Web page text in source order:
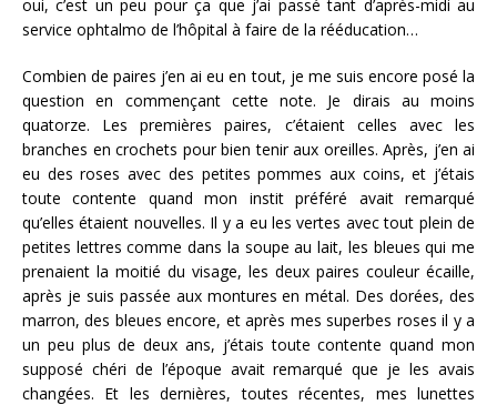
oui, c’est un peu pour ça que j’ai passé tant d’après-midi au
service ophtalmo de l’hôpital à faire de la rééducation…
Combien de paires j’en ai eu en tout, je me suis encore posé la
question en commençant cette note. Je dirais au moins
quatorze. Les premières paires, c’étaient celles avec les
branches en crochets pour bien tenir aux oreilles. Après, j’en ai
eu des roses avec des petites pommes aux coins, et j’étais
toute contente quand mon instit préféré avait remarqué
qu’elles étaient nouvelles. Il y a eu les vertes avec tout plein de
petites lettres comme dans la soupe au lait, les bleues qui me
prenaient la moitié du visage, les deux paires couleur écaille,
après je suis passée aux montures en métal. Des dorées, des
marron, des bleues encore, et après mes superbes roses il y a
un peu plus de deux ans, j’étais toute contente quand mon
supposé chéri de l’époque avait remarqué que je les avais
changées. Et les dernières, toutes récentes, mes lunettes